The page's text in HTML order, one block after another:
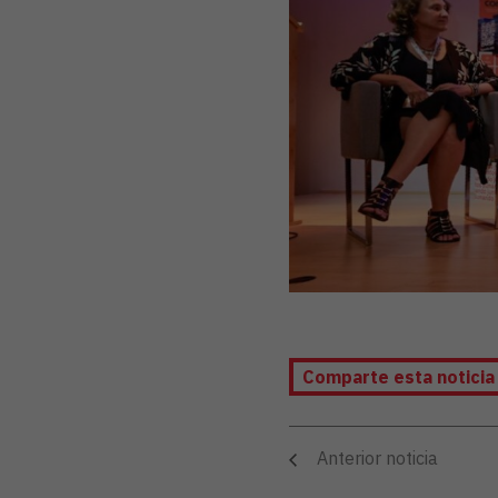
Comparte esta noticia
Anterior noticia